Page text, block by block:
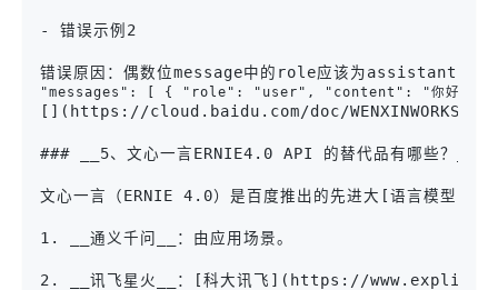
- 错误示例2
错误原因：偶数位message中的role应该为assistant，示
"messages": [ { "role": "user", "content": "你好" }, {
[](https://cloud.baidu.com/doc/
### __5、文心一言ERNIE4.0 API 的替代品有哪些？__
文心一言（ERNIE 4.0）是百度推出的先进大[语言
1. __通义千问__：由应用场景。
2. __讯飞星火__：[科大讯飞](https://